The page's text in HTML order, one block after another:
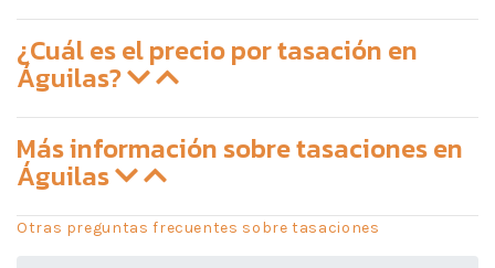
¿Cuál es el precio por tasación en
Águilas?
Más información sobre tasaciones en
Águilas
Otras preguntas frecuentes sobre tasaciones